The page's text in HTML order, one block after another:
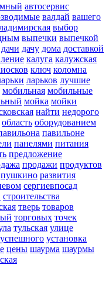
автосервис
валдай вашего
выбор
выпечки выпечкой
дачи дачу дома доставкой
калуга калужская
ключ коломна
ларьков лучшие
мобильная мобильные
мойка мойки
найти недорого
область оборудованием
павильоне
панелями питания
предложение
продажи продуктов
пушкино развития
сергиевпосад
строительства
тверь товаров
торговых точек
тульская улице
успешного установка
цены шаурма шаурмы